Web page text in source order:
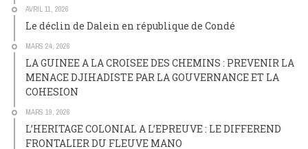
AVRIL 11, 2026
Le déclin de Dalein en république de Condé
MARS 24, 2026
LA GUINEE A LA CROISEE DES CHEMINS : PREVENIR LA
MENACE DJIHADISTE PAR LA GOUVERNANCE ET LA
COHESION
MARS 19, 2026
L’HERITAGE COLONIAL A L’EPREUVE : LE DIFFEREND
FRONTALIER DU FLEUVE MANO